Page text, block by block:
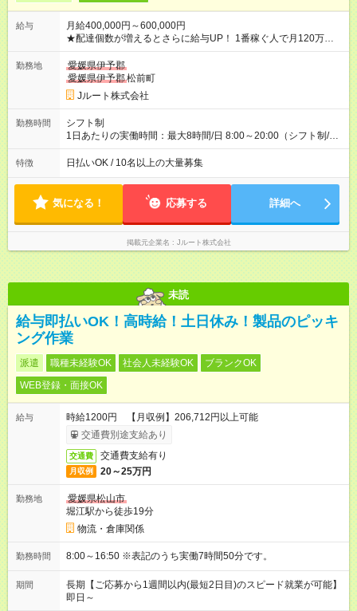
給与
月給400,000円～600,000円
★配達個数が増えるとさらに給与UP！ 1番稼ぐ人で月120万ほ
ど！ ・主要都市エリア 月収55万円／週5日稼働 月収65万~112
万円／週6日稼働 ・地方郊外エリア 月収40万円／週5日稼働 月
収40万円~50万円／週6日稼働 ＜モデルイメージ＞ ■月収50万
円 (27歳男性/江東区在住)※元建築関係 1日150個配達×25日勤務
(日休み) ■月収80万円(43歳男性/墨田区在住)※元営業 1日200個
勤務地
愛媛県伊予郡
愛媛県伊予郡松前町
Jルート株式会社
勤務時間
シフト制
1日あたりの実働時間：最大8時間/日 8:00～20:00（シフト制/実
働8時間） ※週5日勤務（場所次第では週4も有り） ※配達状況に
よって時間外での勤務可能性有り ※案件により多少の前後あり
特徴 日払いOK / 10名以上の大量募集
気になる！ 応募する 詳細へ
掲載元企業名 Jルート株式会社
未読
給与即払いOK！高時給！土日休み！製品のピッキ
ング作業
派遣 職種未経験OK 社会人未経験OK
ブランクOK
WEB登録・面接OK
給与
時給1200円 【月収例】206,712円以上可能
交通費別途支給あり
交通費 交通費支給有り
月収例 20～25万円
勤務地
愛媛県松山市
堀江駅から徒歩19分
物流・倉庫関係
勤務時間 8:00～16:50 ※表記のうち実働7時間50分です。
期間
長期【ご応募から1週間以内(最短2日目)のスピード就業が可能】
即日～